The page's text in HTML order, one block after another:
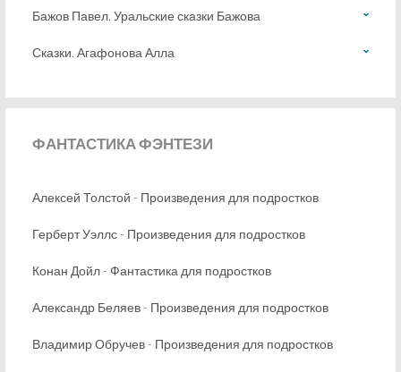
Бажов Павел. Уральские сказки Бажова
Сказки. Агафонова Алла
ФАНТАСТИКАФЭНТЕЗИ
Алексей Толстой - Произведения для подростков
Герберт Уэллс - Произведения для подростков
Конан Дойл - Фантастика для подростков
Александр Беляев - Произведения для подростков
Владимир Обручев - Произведения для подростков